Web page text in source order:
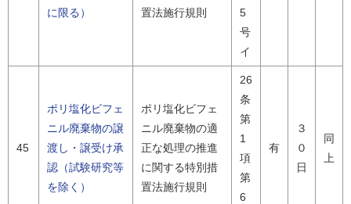
に限る）
置法施行規則
5
号
イ
45
ポリ塩化ビフェ
ニル廃棄物の譲
渡し・譲受け承
認（試験研究等
を除く）
ポリ塩化ビフェ
ニル廃棄物の適
正な処理の推進
に関する特別措
置法施行規則
26
条
第
1
項
第
6
有
３
０
日
同
上